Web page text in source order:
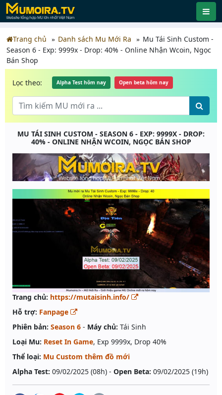
Trang chủ Danh sách Mu Mới Ra
Mu Tái Sinh Custom -
Season 6 - Exp: 9999x - Drop: 40% - Online Nhận Wcoin, Ngọc
Bán Shop
Lọc theo: Alpha Test hôm nay Open beta hôm nay
MU TÁI SINH CUSTOM - SEASON 6 - EXP: 9999X - DROP:
40% - ONLINE NHẬN WCOIN, NGỌC BÁN SHOP
Trang chủ: https://mutaisinh.info/
Hỗ trợ: Fanpage
Phiên bản: Season 6 - Máy chủ: Tái Sinh
Loại Mu: Reset In Game, Exp 9999x, Drop 40%
Thể loại: Mu Custom thêm đồ mới
Alpha Test: 09/02/2025 (08h) - Open Beta: 09/02/2025 (19h)